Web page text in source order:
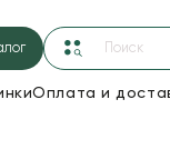
Оплата и